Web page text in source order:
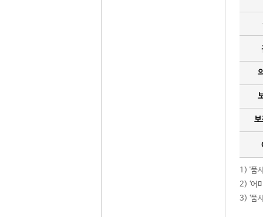
보
1) '품
2) ‘어
3) ‘품